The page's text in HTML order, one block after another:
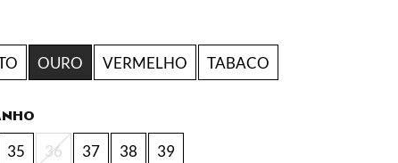
OURO VERMELHO TABACO
35 36 37 38 39